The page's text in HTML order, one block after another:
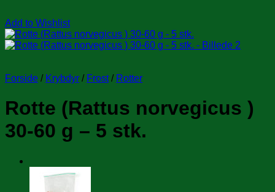
Add to Wishlist
Forside / Krybdyr / Frost / Rotter
Rotte (Rattus norvegicus )
30-60 g – 5 stk.